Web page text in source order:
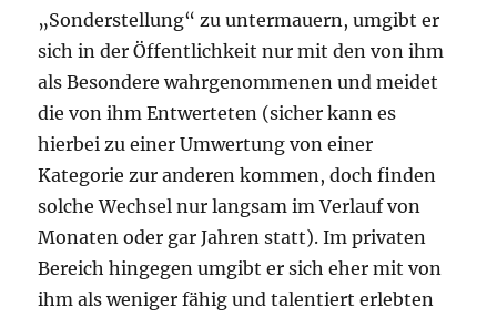
„Sonderstellung“ zu untermauern, umgibt er
sich in der Öffentlichkeit nur mit den von ihm
als Besondere wahrgenommenen und meidet
die von ihm Entwerteten (sicher kann es
hierbei zu einer Umwertung von einer
Kategorie zur anderen kommen, doch finden
solche Wechsel nur langsam im Verlauf von
Monaten oder gar Jahren statt). Im privaten
Bereich hingegen umgibt er sich eher mit von
ihm als weniger fähig und talentiert erlebten